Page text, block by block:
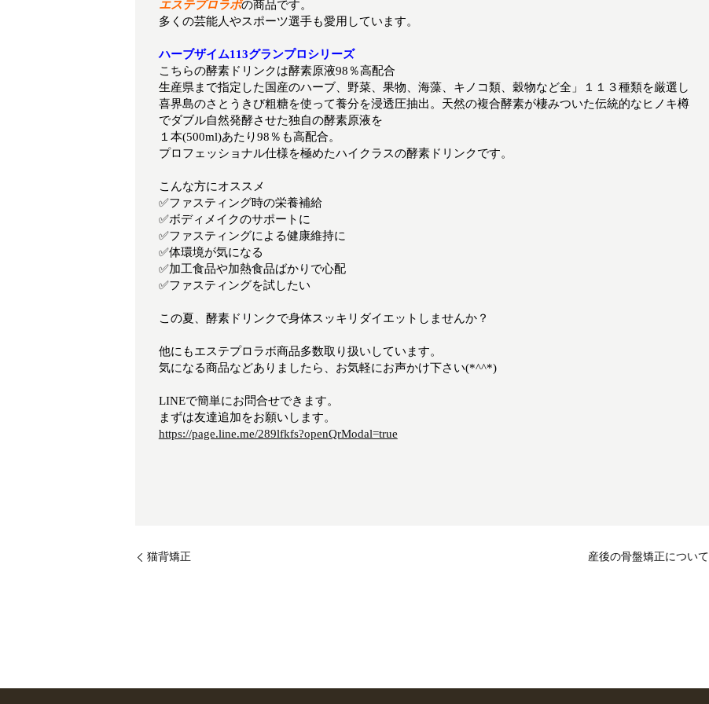
エステプロラボの商品です。
多くの芸能人やスポーツ選手も愛用しています。
ハーブザイム113グランプロシリーズ
こちらの酵素ドリンクは酵素原液98％高配合
生産県まで指定した国産のハーブ、野菜、果物、海藻、キノコ類、穀物など全」１１３種類を厳選し
喜界島のさとうきび粗糖を使って養分を浸透圧抽出。天然の複合酵素が棲みついた伝統的なヒノキ樽
でダブル自然発酵させた独自の酵素原液を
１本(500ml)あたり98％も高配合。
プロフェッショナル仕様を極めたハイクラスの酵素ドリンクです。
こんな方にオススメ
✅ファスティング時の栄養補給
✅ボディメイクのサポートに
✅ファスティングによる健康維持に
✅体環境が気になる
✅加工食品や加熱食品ばかりで心配
✅ファスティングを試したい
この夏、酵素ドリンクで身体スッキリダイエットしませんか？
他にもエステプロラボ商品多数取り扱いしています。
気になる商品などありましたら、お気軽にお声かけ下さい(*^^*)
LINEで簡単にお問合せできます。
まずは友達追加をお願いします。
https://page.line.me/289lfkfs?openQrModal=true
猫背矯正 産後の骨盤矯正について